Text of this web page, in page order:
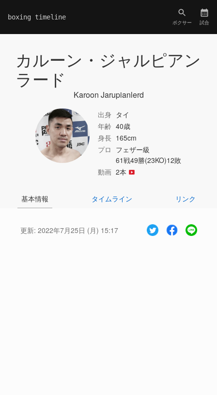
boxing timeline
ボクサー 試合
カルーン・ジャルピアン
ラード
Karoon Jarupianlerd
出身 タイ
年齢 40歳
身長 165cm
プロ フェザー級
61戦49勝(23KO)12敗
動画 2本
基本情報 タイムライン リンク
更新: 2022年7月25日 (月) 15:17